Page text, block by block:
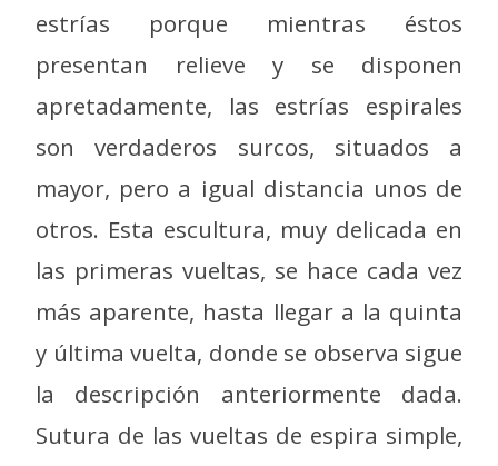
estrías porque mientras éstos
presentan relieve y se disponen
apretadamente, las estrías espirales
son verdaderos surcos, situados a
mayor, pero a igual distancia unos de
otros. Esta escultura, muy delicada en
las primeras vueltas, se hace cada vez
más aparente, hasta llegar a la quinta
y última vuelta, donde se observa sigue
la descripción anteriormente dada.
Sutura de las vueltas de espira simple,